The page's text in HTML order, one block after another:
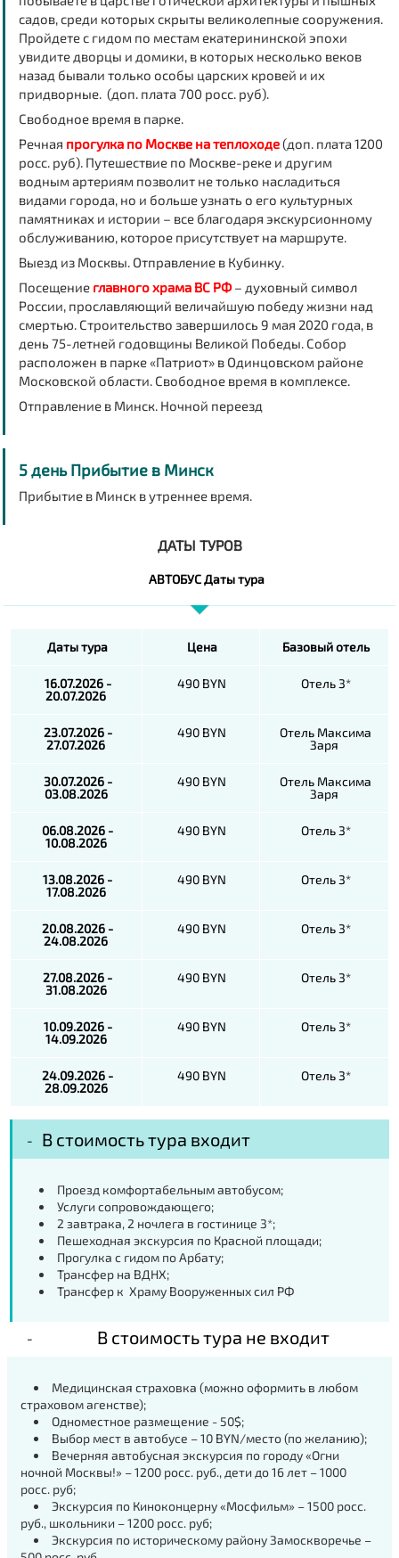
садов, среди которых скрыты великолепные сооружения.
Пройдете с гидом по местам екатерининской эпохи
увидите дворцы и домики, в которых несколько веков
назад бывали только особы царских кровей и их
придворные. (доп. плата 700 росс. руб).
Свободное время в парке.
Речная прогулка по Москве на теплоходе(доп. плата 1200
росс. руб). Путешествие по Москве-реке и другим
водным артериям позволит не только насладиться
видами города, но и больше узнать о его культурных
памятниках и истории – все благодаря экскурсионному
обслуживанию, которое присутствует на маршруте.
Выезд из Москвы. Отправление в Кубинку.
Посещение главного храма ВС РФ– духовный символ
России, прославляющий величайшую победу жизни над
смертью. Строительство завершилось 9 мая 2020 года, в
день 75-летней годовщины Великой Победы. Собор
расположен в парке «Патриот» в Одинцовском районе
Московской области. Свободное время в комплексе.
Отправление в Минск. Ночной переезд
5 день Прибытие в Минск
Прибытие в Минск в утреннее время.
ДАТЫ ТУРОВ
АВТОБУС Даты тура
Даты тура Цена Базовый отель
16.07.2026 -
20.07.2026
490 BYN Отель 3*
23.07.2026 -
27.07.2026
490 BYN
Отель Максима
Заря
30.07.2026 -
03.08.2026
490 BYN
Отель Максима
Заря
06.08.2026 -
10.08.2026
490 BYN Отель 3*
13.08.2026 -
17.08.2026
490 BYN Отель 3*
20.08.2026 -
24.08.2026
490 BYN Отель 3*
27.08.2026 -
31.08.2026
490 BYN Отель 3*
10.09.2026 -
14.09.2026
490 BYN Отель 3*
24.09.2026 -
28.09.2026
490 BYN Отель 3*
В стоимость тура входит
Проезд комфортабельным автобусом;
Услуги сопровождающего;
2 завтрака, 2 ночлега в гостинице 3*;
Пешеходная экскурсия по Красной площади;
Прогулка с гидом по Арбату;
Трансфер на ВДНХ;
Трансфер к Храму Вооруженных сил РФ
В стоимость тура не входит
Медицинская страховка (можно оформить в любом
страховом агенстве);
Одноместное размещение - 50$;
Выбор мест в автобусе – 10 BYN/место (по желанию);
Вечерняя автобусная экскурсия по городу «Огни
ночной Москвы!» – 1200 росс. руб., дети до 16 лет – 1000
росс. руб;
Экскурсия по Киноконцерну «Мосфильм» – 1500 росс.
руб., школьники – 1200 росс. руб;
Экскурсия по историческому району Замоскворечье –